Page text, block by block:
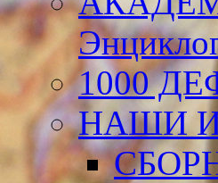
1000
НАШИ